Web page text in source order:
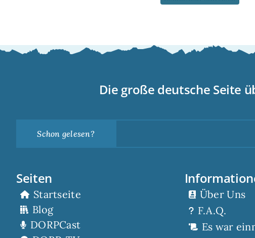
Die große deutsche Seite
Schon gelesen?
Seiten
Startseite
Blog
DORPCast
Über Uns
F.A.Q.
Es war